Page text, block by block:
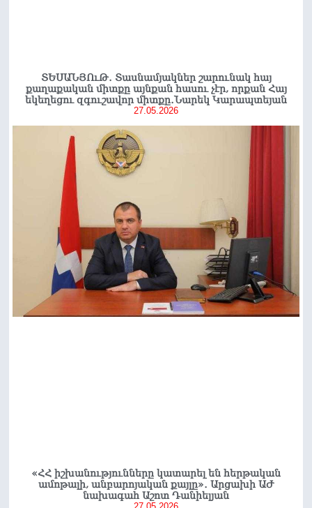
ՏԵՍԱՆՅՈւԹ․ Տասնամյակներ շարունակ հայ
քաղաքական միտքը այնքան հասու չէր, որքան Հայ
եկեղեցու զգուշավոր միտքը․Նարեկ Կարապտեյան
27.05.2026
«ՀՀ իշխանությունները կատարել են հերթական
ամոթալի, անբարոյական քայլը»․ Արցախի ԱԺ
նախագահ Աշոտ Դանիելյան